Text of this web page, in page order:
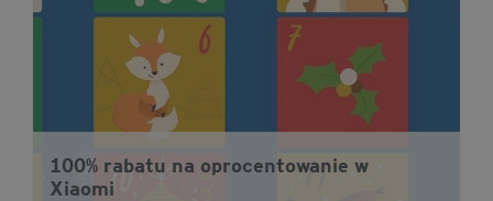
100% rabatu na oprocentowanie w
Xiaomi